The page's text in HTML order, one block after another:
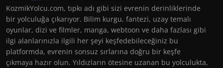
KozmikYolcu.com, tıpkı adı gibi sizi evrenin derinliklerinde
bir yolculuğa çıkarıyor. Bilim kurgu, fantezi, uzay temalı
oyunlar, dizi ve filmler, manga, webtoon ve daha fazlası gibi
ilgi alanlarınızla ilgili her şeyi keşfedebileceğiniz bu
platformda, evrenin sonsuz sırlarına doğru bir keşfe
çıkmaya hazır olun. Yıldızların ötesine uzanan bu yolculukta,